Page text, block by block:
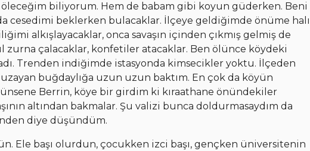
öleceğim biliyorum. Hem de babam gibi koyun güderken. Beni
cesedimi beklerken bulacaklar. İlçeye geldiğimde önüme halı
alkışlayacaklar, onca savaşın içinden çıkmış gelmiş de
zurna çalacaklar, konfetiler atacaklar. Ben ölünce köydeki
Trenden indiğimde istasyonda kimsecikler yoktu. İlçeden
buğdaylığa uzun uzun baktım. En çok da köyün
Berrin, köye bir girdim ki kıraathane önündekiler
altından bakmalar. Şu valizi bunca doldurmasaydım da
diye düşündüm.
Ele başı olurdun, çocukken izci başı, gençken üniversitenin